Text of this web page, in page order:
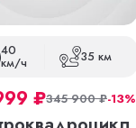
40
км/ч 35 км
₽345 900₽-13%